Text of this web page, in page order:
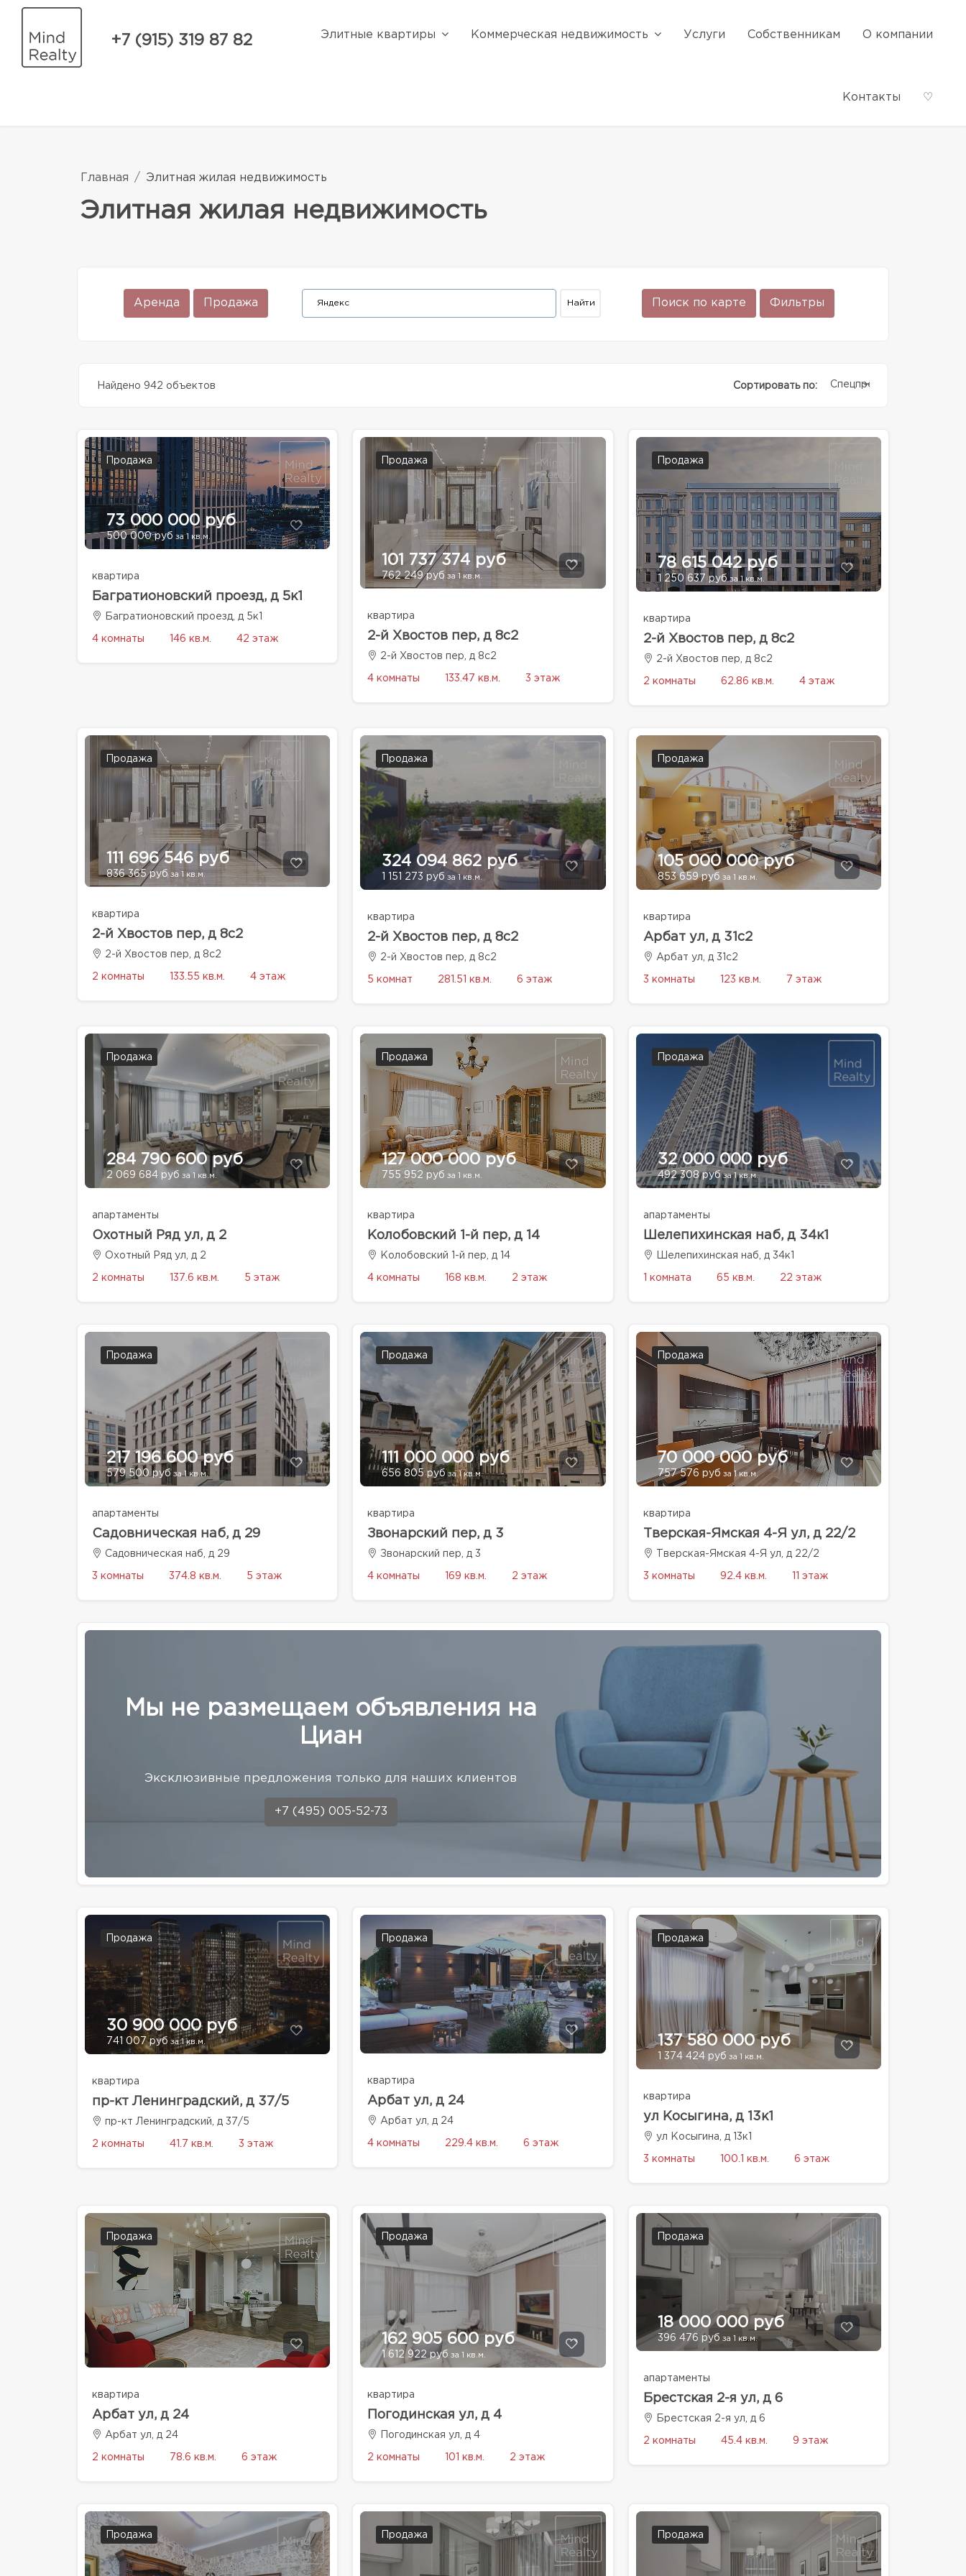
+7 (915) 319 87 82 Элитные квартиры Коммерческая недвижимость Услуги Собственникам О компании
Контакты ♡
Главная Элитная жилая недвижимость
Элитная жилая недвижимость
Аренда Продажа Поиск по карте Фильтры
Найдено 942 объектов Сортировать по: Спецпредолжение
Продажа
73 000 000 руб
500 000 руб за 1 кв.м.
квартира
Багратионовский проезд, д 5к1
Багратионовский проезд, д 5к1
4 комнаты 146 кв.м. 42 этаж
Продажа
101 737 374 руб
762 249 руб за 1 кв.м.
квартира
2-й Хвостов пер, д 8с2
2-й Хвостов пер, д 8с2
4 комнаты 133.47 кв.м. 3 этаж
Продажа
78 615 042 руб
1 250 637 рубза 1 кв.м.
квартира
2-й Хвостов пер, д 8с2
2-й Хвостов пер, д 8с2
2 комнаты 62.86 кв.м. 4 этаж
Продажа
111 696 546 руб
836 365 руб за 1 кв.м.
квартира
2-й Хвостов пер, д 8с2
2-й Хвостов пер, д 8с2
2 комнаты 133.55 кв.м. 4 этаж
Продажа
324 094 862 руб
1 151 273 руб за 1 кв.м.
квартира
2-й Хвостов пер, д 8с2
2-й Хвостов пер, д 8с2
5 комнат 281.51 кв.м. 6 этаж
Продажа
105 000 000 руб
853 659 руб за 1 кв.м.
квартира
Арбат ул, д 31с2
Арбат ул, д 31с2
3 комнаты 123 кв.м. 7 этаж
Продажа
284 790 600 руб
2 069 684 руб за 1 кв.м.
апартаменты
Охотный Ряд ул, д 2
Охотный Ряд ул, д 2
2 комнаты 137.6 кв.м. 5 этаж
Продажа
127 000 000 руб
755 952 руб за 1 кв.м.
квартира
Колобовский 1-й пер, д 14
Колобовский 1-й пер, д 14
4 комнаты 168 кв.м. 2 этаж
Продажа
32 000 000 руб
492 308 рубза 1 кв.м.
апартаменты
Шелепихинская наб, д 34к1
Шелепихинская наб, д 34к1
1 комната 65 кв.м. 22 этаж
Продажа
217 196 600 руб
579 500 руб за 1 кв.м.
апартаменты
Садовническая наб, д 29
Садовническая наб, д 29
3 комнаты 374.8 кв.м. 5 этаж
Продажа
111 000 000 руб
656 805 руб за 1 кв.м.
квартира
Звонарский пер, д 3
Звонарский пер, д 3
4 комнаты 169 кв.м. 2 этаж
Продажа
70 000 000 руб
757 576 руб за 1 кв.м.
квартира
Тверская-Ямская 4-Я ул, д 22/2
Тверская-Ямская 4-Я ул, д 22/2
3 комнаты 92.4 кв.м. 11 этаж
Мы не размещаем объявления на
Циан
Эксклюзивные предложения только для наших клиентов
+7 (495) 005-52-73
Продажа
30 900 000 руб
741 007 руб за 1 кв.м.
квартира
пр-кт Ленинградский, д 37/5
пр-кт Ленинградский, д 37/5
2 комнаты 41.7 кв.м. 3 этаж
Продажа
квартира
Арбат ул, д 24
Арбат ул, д 24
4 комнаты 229.4 кв.м. 6 этаж
Продажа
137 580 000 руб
1 374 424 руб за 1 кв.м.
квартира
ул Косыгина, д 13к1
ул Косыгина, д 13к1
3 комнаты 100.1 кв.м. 6 этаж
Продажа
квартира
Арбат ул, д 24
Арбат ул, д 24
2 комнаты 78.6 кв.м. 6 этаж
Продажа
162 905 600 руб
1 612 922 руб за 1 кв.м.
квартира
Погодинская ул, д 4
Погодинская ул, д 4
2 комнаты 101 кв.м. 2 этаж
Продажа
18 000 000 руб
396 476 руб за 1 кв.м.
апартаменты
Брестская 2-я ул, д 6
Брестская 2-я ул, д 6
2 комнаты 45.4 кв.м. 9 этаж
Продажа Продажа Продажа